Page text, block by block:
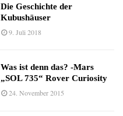
Die Geschichte der
Kubushäuser
9. Juli 2018
Was ist denn das? -Mars
„SOL 735“ Rover Curiosity
24. November 2015